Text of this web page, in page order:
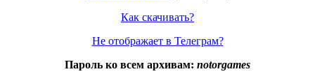
Как скачивать?
Не отображает в Телеграм?
Пароль ко всем архивам: notorgames